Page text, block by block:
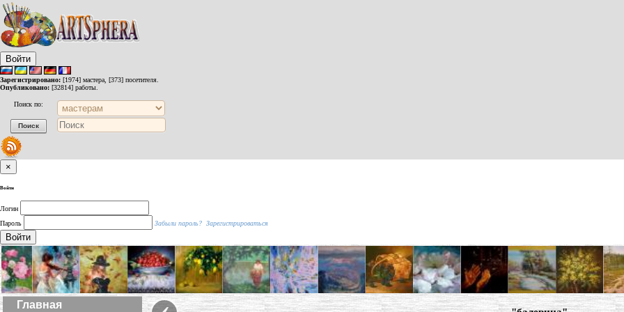
Войти
Зарегистрировано: [1974] мастера, [373] посетителя.
Опубликовано: [32814] работы.
Поиск по:
×
Войти
Логин
Пароль
Забыли пароль? Зарегистрироваться
Войти
Главная